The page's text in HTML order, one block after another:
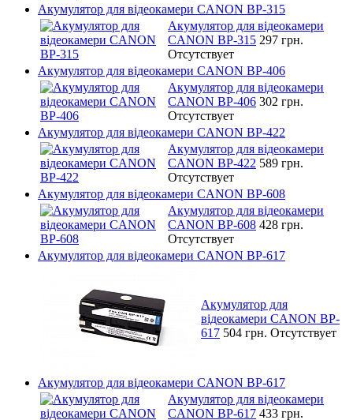
Акумулятор для відеокамери CANON BP-315
Акумулятор для відеокамери
CANON BP-315 297 грн.
Отсутствует
Акумулятор для відеокамери CANON BP-406
Акумулятор для відеокамери
CANON BP-406 302 грн.
Отсутствует
Акумулятор для відеокамери CANON BP-422
Акумулятор для відеокамери
CANON BP-422 589 грн.
Отсутствует
Акумулятор для відеокамери CANON BP-608
Акумулятор для відеокамери
CANON BP-608 428 грн.
Отсутствует
Акумулятор для відеокамери CANON BP-617
Акумулятор для
відеокамери CANON BP-
617 504 грн. Отсутствует
Акумулятор для відеокамери CANON BP-617
Акумулятор для відеокамери
CANON BP-617 433 грн.